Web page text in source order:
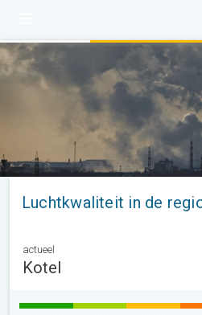
Luchtkwaliteit in de
actueel
Kotel